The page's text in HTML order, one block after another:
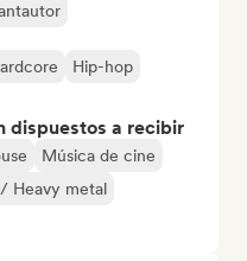
Hip-hop
dispuestos a recibir
Música de cine
Heavy metal